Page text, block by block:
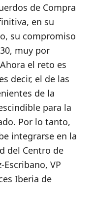
de Compra
en su
su compromiso
muy por
el reto es
decir, el de las
de la
para la
Por lo tanto,
integrarse en la
del Centro de
Escribano, VP
Iberia de